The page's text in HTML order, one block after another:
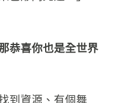
恭喜你也是全世界
到資源、有個舞